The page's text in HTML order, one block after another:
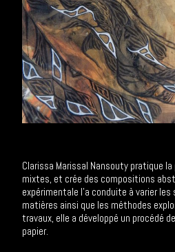
Clarissa Marissal Nansouty pratique
mixtes, et crée des compositions
expérimentale l’a conduite à varier
matières ainsi que les méthodes
travaux, elle a développé un procédé
papier.